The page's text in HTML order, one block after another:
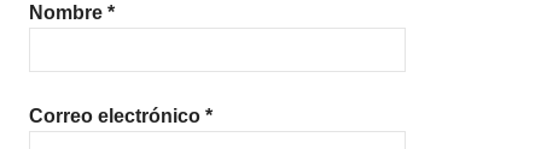
Nombre *
Correo electrónico *